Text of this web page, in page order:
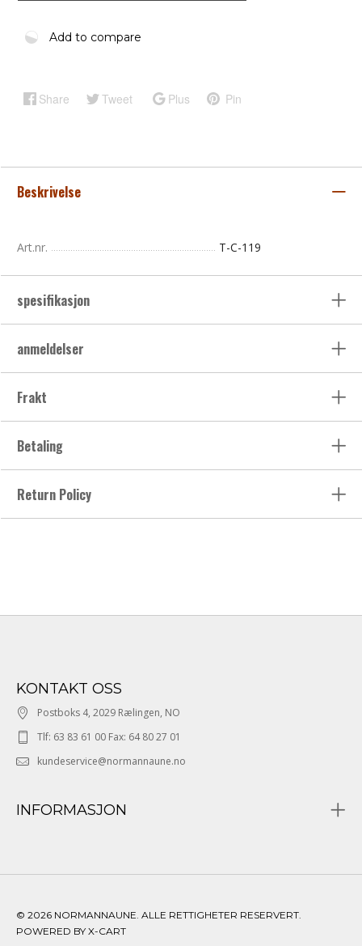
Add to compare
Share Tweet Plus Pin
Beskrivelse
Art.nr. T-C-119
spesifikasjon
anmeldelser
Frakt
Betaling
Return Policy
KONTAKT OSS
Postboks 4, 2029 Rælingen, NO
Tlf: 63 83 61 00 Fax: 64 80 27 01
kundeservice@normannaune.no
INFORMASJON
© 2026 NORMANNAUNE. ALLE RETTIGHETER RESERVERT.
POWERED BY X-CART